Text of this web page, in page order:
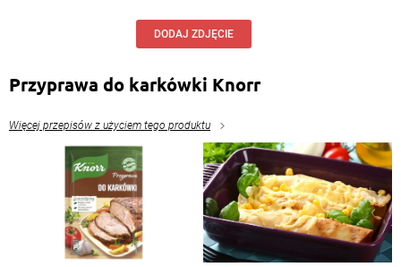
DODAJ ZDJĘCIE
Przyprawa do karkówki Knorr
Więcej przepisów z użyciem tego produktu